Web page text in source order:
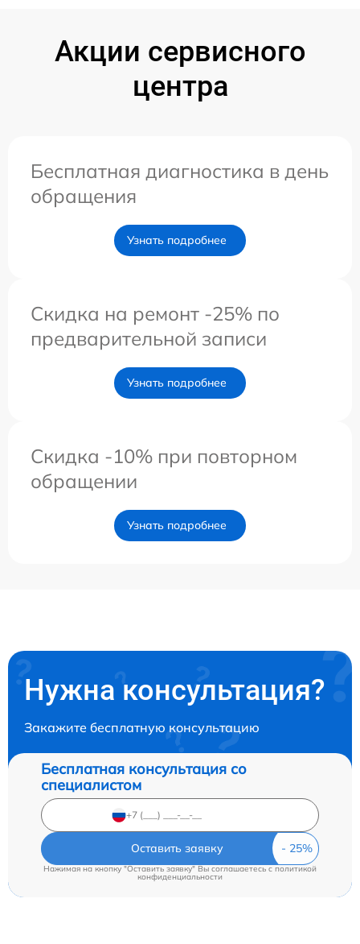
Акции сервисного
центра
Бесплатная диагностика в день
обращения
Узнать подробнее
Скидка на ремонт -25% по
предварительной записи
Узнать подробнее
Скидка -10% при повторном
обращении
Узнать подробнее
Нужна консультация?
Закажите бесплатную консультацию
Бесплатная консультация со
специалистом
Оставить заявку
Нажимая на кнопку "Оставить заявку" Вы соглашаетесь cполитикой
конфиденциальности